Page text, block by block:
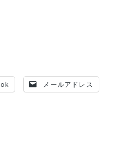
メールアドレス